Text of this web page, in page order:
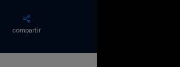
compartir